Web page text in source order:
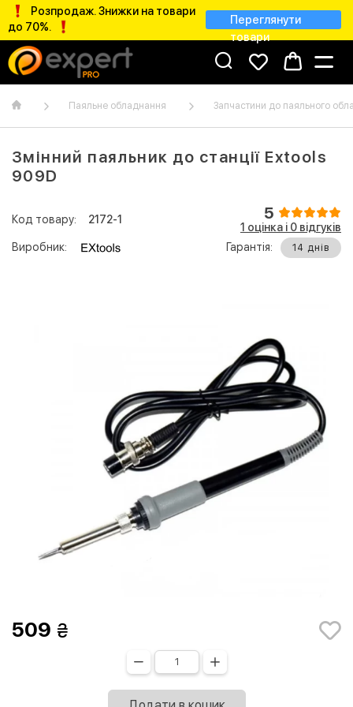
Розпродаж. Знижки на товари
до 70%.
Переглянути
товари
Паяльне обладнання Запчастини до паяльного
Змінний паяльник до станції Extools
909D
Код товару: 2172-1 5
1 оцінка і 0 відгуків
Виробник:
Гарантія: 14 днів
509